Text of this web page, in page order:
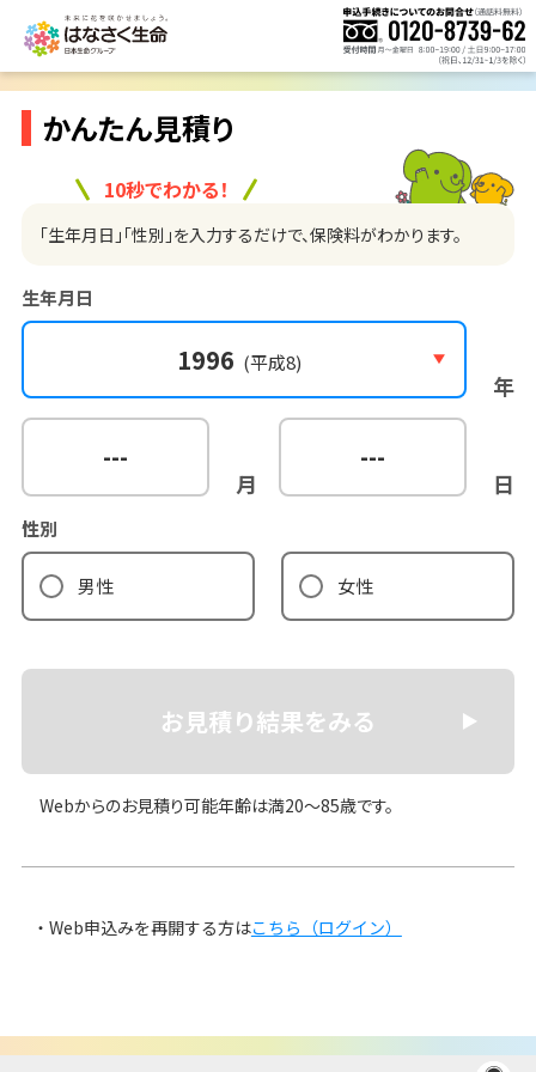
かんたん見積り
10秒でわかる！
「生年月日」「性別」を入力するだけで、保険料がわかります。
生年月日
1996 (平成8)
年
---
月
---
日
性別
男性 女性
お見積り結果をみる
Webからのお見積り可能年齢は満20〜85歳です。
Web申込みを再開する方はこちら（ログイン）